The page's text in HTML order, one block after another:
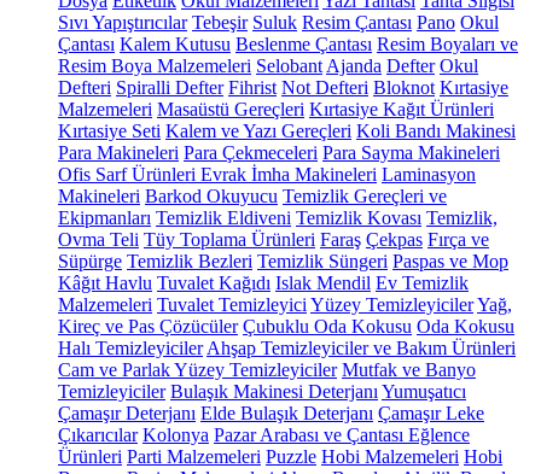
Sıvı Yapıştırıcılar Tebeşir Suluk Resim Çantası Pano Okul
Çantası Kalem Kutusu Beslenme Çantası Resim Boyaları ve
Resim Boya Malzemeleri Selobant Ajanda Defter Okul
Defteri Spiralli Defter Fihrist Not Defteri Bloknot Kırtasiye
Malzemeleri Masaüstü Gereçleri Kırtasiye Kağıt Ürünleri
Kırtasiye Seti Kalem ve Yazı Gereçleri Koli Bandı Makinesi
Para Makineleri Para Çekmeceleri Para Sayma Makineleri
Ofis Sarf Ürünleri Evrak İmha Makineleri Laminasyon
Makineleri Barkod Okuyucu Temizlik Gereçleri ve
Ekipmanları Temizlik Eldiveni Temizlik Kovası Temizlik,
Ovma Teli Tüy Toplama Ürünleri Faraş Çekpas Fırça ve
Süpürge Temizlik Bezleri Temizlik Süngeri Paspas ve Mop
Kâğıt Havlu Tuvalet Kağıdı Islak Mendil Ev Temizlik
Malzemeleri Tuvalet Temizleyici Yüzey TemizleyicilerYağ,
Kireç ve Pas Çözücüler Çubuklu Oda Kokusu Oda Kokusu
Halı Temizleyiciler Ahşap Temizleyiciler ve Bakım Ürünleri
Cam ve Parlak Yüzey Temizleyiciler Mutfak ve Banyo
Temizleyiciler Bulaşık Makinesi Deterjanı Yumuşatıcı
Çamaşır Deterjanı Elde Bulaşık Deterjanı Çamaşır Leke
Çıkarıcılar Kolonya Pazar Arabası ve Çantası Eğlence
Ürünleri Parti Malzemeleri Puzzle Hobi Malzemeleri Hobi